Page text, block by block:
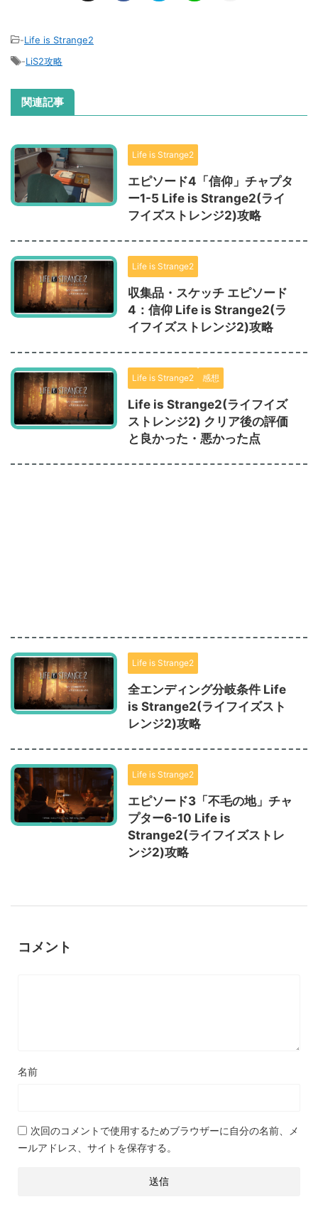
-Life is Strange2
-LiS2攻略
関連記事
Life is Strange2
エピソード4「信仰」チャプタ
ー1-5 Life is Strange2(ライ
フイズストレンジ2)攻略
Life is Strange2
収集品・スケッチ エピソード
4：信仰 Life is Strange2(ラ
イフイズストレンジ2)攻略
Life is Strange2 感想
Life is Strange2(ライフイズ
ストレンジ2) クリア後の評価
と良かった・悪かった点
Life is Strange2
全エンディング分岐条件 Life
is Strange2(ライフイズスト
レンジ2)攻略
Life is Strange2
エピソード3「不毛の地」チャ
プター6-10 Life is
Strange2(ライフイズストレ
ンジ2)攻略
コメント
名前
次回のコメントで使用するためブラウザーに自分の名前、メ
ールアドレス、サイトを保存する。